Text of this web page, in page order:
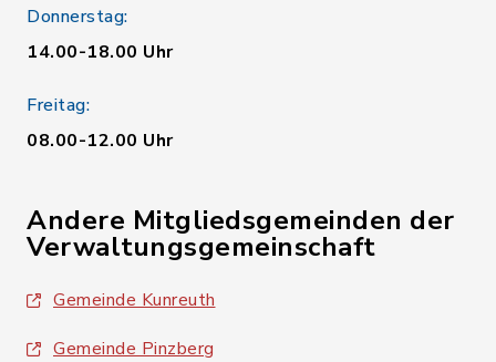
Donnerstag:
14.00-18.00 Uhr
Freitag:
08.00-12.00 Uhr
Andere Mitgliedsgemeinden der
Verwaltungsgemeinschaft
Gemeinde Kunreuth
Gemeinde Pinzberg